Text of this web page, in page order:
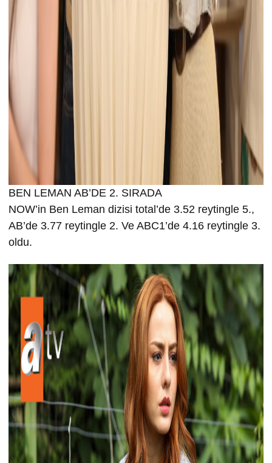
BEN LEMAN AB’DE 2. SIRADA
NOW’in Ben Leman dizisi total’de 3.52 reytingle 5.,
AB’de 3.77 reytingle 2. Ve ABC1’de 4.16 reytingle 3.
oldu.